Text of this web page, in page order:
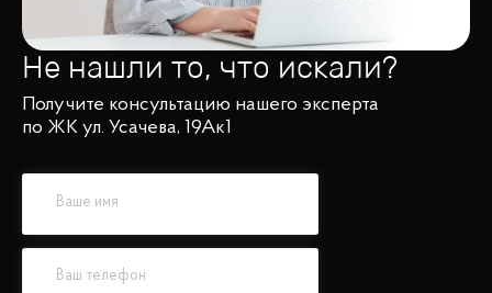
Не нашли то, что искали?
Получите консультацию нашего эксперта
по ЖК ул. Усачева, 19Ак1